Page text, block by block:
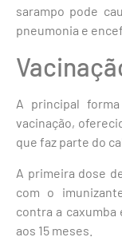
sarampo pode
pneumonia e
A principal
vacinação,
que faz parte do
A primeira dose
com o
contra a caxumba
aos 15 meses.